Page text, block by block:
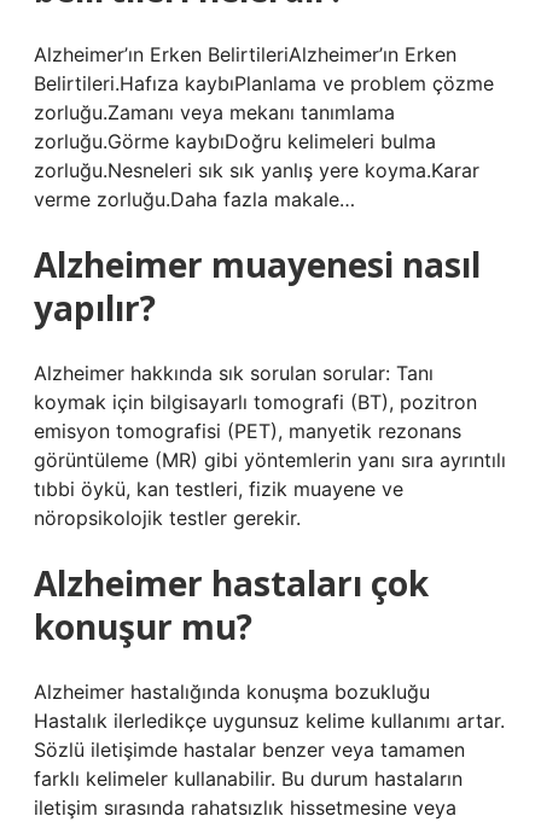
Alzheimer’ın Erken BelirtileriAlzheimer’ın Erken
Belirtileri.Hafıza kaybıPlanlama ve problem çözme
zorluğu.Zamanı veya mekanı tanımlama
zorluğu.Görme kaybıDoğru kelimeleri bulma
zorluğu.Nesneleri sık sık yanlış yere koyma.Karar
verme zorluğu.Daha fazla makale…
Alzheimer muayenesi nasıl
yapılır?
Alzheimer hakkında sık sorulan sorular: Tanı
koymak için bilgisayarlı tomografi (BT), pozitron
emisyon tomografisi (PET), manyetik rezonans
görüntüleme (MR) gibi yöntemlerin yanı sıra ayrıntılı
tıbbi öykü, kan testleri, fizik muayene ve
nöropsikolojik testler gerekir.
Alzheimer hastaları çok
konuşur mu?
Alzheimer hastalığında konuşma bozukluğu
Hastalık ilerledikçe uygunsuz kelime kullanımı artar.
Sözlü iletişimde hastalar benzer veya tamamen
farklı kelimeler kullanabilir. Bu durum hastaların
iletişim sırasında rahatsızlık hissetmesine veya